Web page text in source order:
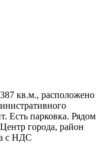
кв.м., расположено
Есть парковка. Рядом
города, район
с НДС